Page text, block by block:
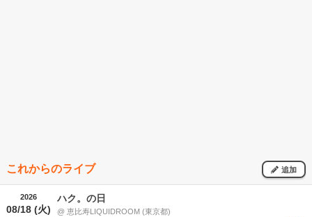
これからのライブ 追加
2026
08/18 (火)
ハク。の日
@ 恵比寿LIQUIDROOM (東京都)